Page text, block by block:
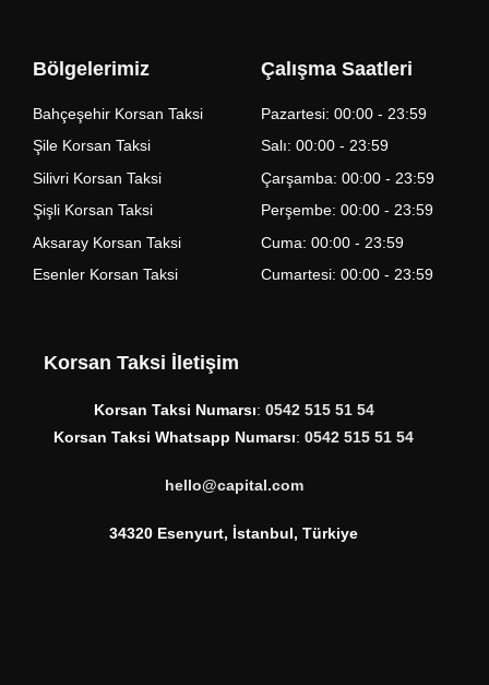
Bölgelerimiz
Bahçeşehir Korsan Taksi
Şile Korsan Taksi
Silivri Korsan Taksi
Şişli Korsan Taksi
Aksaray Korsan Taksi
Esenler Korsan Taksi
Çalışma Saatleri
Pazartesi: 00:00 - 23:59
Salı: 00:00 - 23:59
Çarşamba: 00:00 - 23:59
Perşembe: 00:00 - 23:59
Cuma: 00:00 - 23:59
Cumartesi: 00:00 - 23:59
Korsan Taksi İletişim
Korsan Taksi Numarsı: 0542 515 51 54
Korsan Taksi Whatsapp Numarsı: 0542 515 51 54
hello@capital.com
34320 Esenyurt, İstanbul, Türkiye